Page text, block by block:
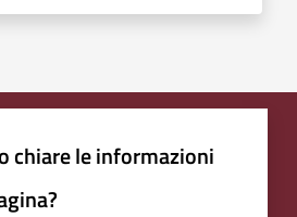
chiare le informazioni